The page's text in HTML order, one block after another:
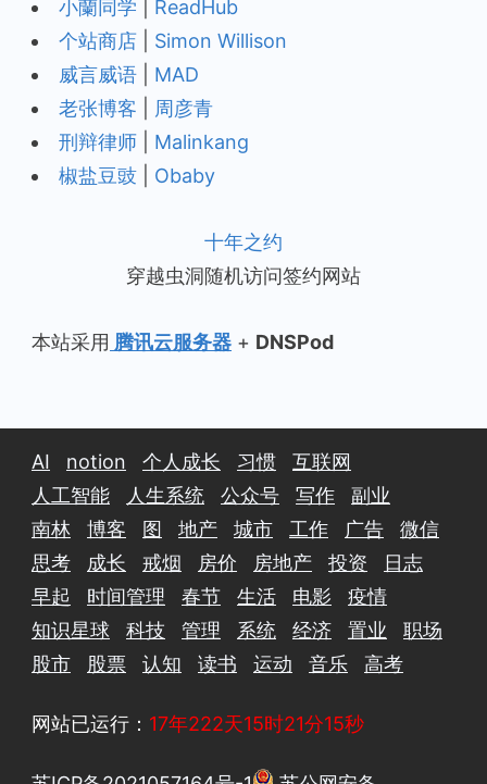
小蘭同学
ReadHub
个站商店
Simon Willison
威言威语
MAD
老张博客
周彦青
刑辩律师
Malinkang
椒盐豆豉
Obaby
十年之约
穿越虫洞随机访问签约网站
本站采用 腾讯云服务器 + DNSPod
AI notion 个人成长 习惯
互联网
人工智能
人生系统 公众号 写作
副业
南林
博客 图 地产 城市 工作 广告
微信
思考
成长 戒烟 房价 房地产 投资
日志
早起
时间管理 春节 生活 电影
疫情
知识星球
科技 管理 系统 经济 置业
职场
股市
股票 认知 读书 运动 音乐 高考
网站已运行： 17年222天15时21分15秒